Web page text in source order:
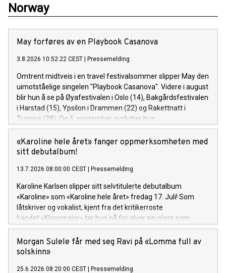
Norway
May forføres av en Playbook Casanova
3.8.2026 10:52:22 CEST Pressemelding
Omtrent midtveis i en travel festivalsommer slipper May den
uimotståelige singelen "Playbook Casanova". Videre i august
blir hun å se på Øyafestivalen i Oslo (14), Bakgårdsfestivalen
i Harstad (15), Ypsilon i Drammen (22) og Rakettnatt i
Tromsø (28). Og 5. september avslutter hun
festivalsesongen med Spirefest i Ålesund.
«Karoline hele året» fanger oppmerksomheten med
sitt debutalbum!
13.7.2026 08:00:00 CEST Pressemelding
Karoline Karlsen slipper sitt selvtitulerte debutalbum
«Karoline» som «Karoline hele året» fredag 17. Juli! Som
låtskriver og vokalist, kjent fra det kritikerroste
bandet «Klossmajor» tar hun nå for alvor sin plass som
soloartist. Lytteren inviteres inn i et personlig og ujålete
univers fullt av varme, humor og ærlighet.
Morgan Sulele får med seg Ravi på «Lomma full av
solskinn»
25.6.2026 08:20:00 CEST Pressemelding